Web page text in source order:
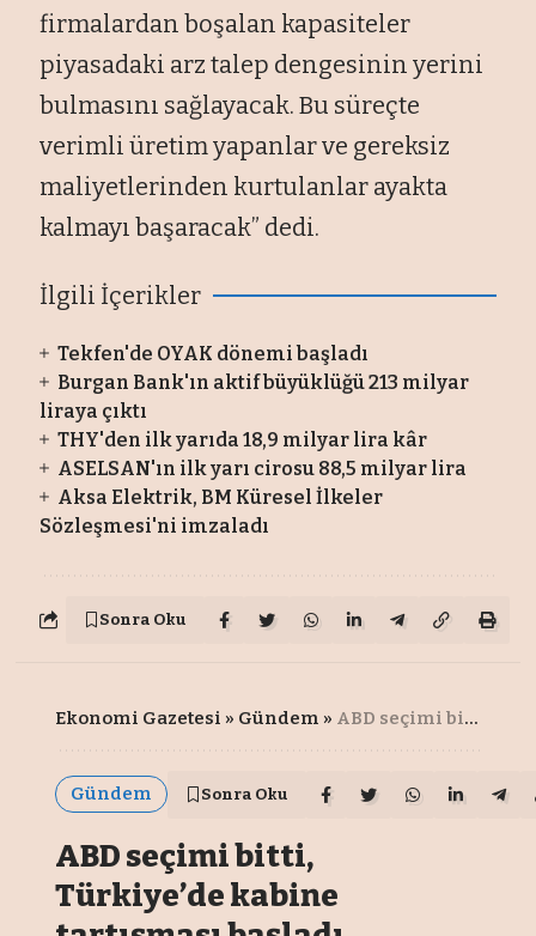
firmalardan boşalan kapasiteler
piyasadaki arz talep dengesinin yerini
bulmasını sağlayacak. Bu süreçte
verimli üretim yapanlar ve gereksiz
maliyetlerinden kurtulanlar ayakta
kalmayı başaracak” dedi.
İlgili İçerikler
Tekfen'de OYAK dönemi başladı
Burgan Bank'ın aktif büyüklüğü 213 milyar
liraya çıktı
THY'den ilk yarıda 18,9 milyar lira kâr
ASELSAN'ın ilk yarı cirosu 88,5 milyar lira
Aksa Elektrik, BM Küresel İlkeler
Sözleşmesi'ni imzaladı
Sonra Oku
Ekonomi Gazetesi » Gündem » ABD seçimi bitti, Türkiye’de kabine tartışması başladı
Gündem Sonra Oku
ABD seçimi bitti,
Türkiye’de kabine